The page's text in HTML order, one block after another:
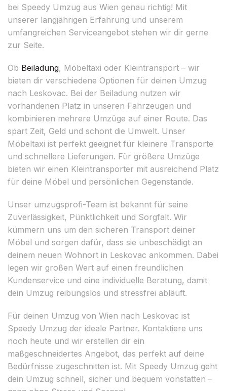
bei Speedy Umzug aus Wien genau richtig! Mit
unserer langjährigen Erfahrung und unserem
umfangreichen Serviceangebot stehen wir dir gerne
zur Seite.
Ob Beiladung, Möbeltaxi oder Kleintransport – wir
bieten dir verschiedene Optionen für deinen Umzug
nach Leskovac. Bei der Beiladung nutzen wir
vorhandenen Platz in unseren Fahrzeugen und
kombinieren mehrere Umzüge auf einer Route. Das
spart Zeit, Geld und schont die Umwelt. Unser
Möbeltaxi ist perfekt geeignet für kleinere Transporte
und schnellere Lieferungen. Für größere Umzüge
bieten wir einen Kleintransporter mit ausreichend Platz
für deine Möbel und persönlichen Gegenstände.
Unser umzugsprofi-Team ist bekannt für seine
Zuverlässigkeit, Pünktlichkeit und Sorgfalt. Wir
kümmern uns um den sicheren Transport deiner
Möbel und sorgen dafür, dass sie unbeschädigt an
deinem neuen Wohnort in Leskovac ankommen. Dabei
legen wir großen Wert auf einen freundlichen
Kundenservice und eine individuelle Beratung, damit
dein Umzug reibungslos und stressfrei abläuft.
Für deinen Umzug von Wien nach Leskovac ist
Speedy Umzug der ideale Partner. Kontaktiere uns
noch heute und wir erstellen dir ein
maßgeschneidertes Angebot, das perfekt auf deine
Bedürfnisse zugeschnitten ist. Mit Speedy Umzug geht
dein Umzug schnell, sicher und bequem vonstatten –